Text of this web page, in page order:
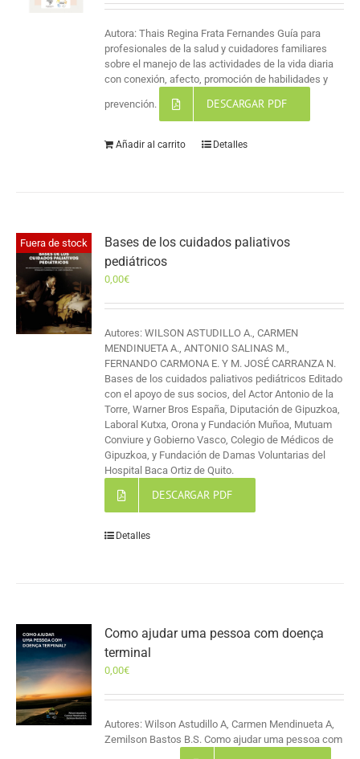
Autora: Thais Regina Frata Fernandes Guía para
profesionales de la salud y cuidadores familiares
sobre el manejo de las actividades de la vida diaria
con conexión, afecto, promoción de habilidades y
prevención. DESCARGAR PDF
Añadir al carrito Detalles
Fuera de stock
Bases de los cuidados paliativos
pediátricos
0,00€
Autores: WILSON ASTUDILLO A., CARMEN
MENDINUETA A., ANTONIO SALINAS M.,
FERNANDO CARMONA E. Y M. JOSÉ CARRANZA N.
Bases de los cuidados paliativos pediátricos Editado
con el apoyo de sus socios, del Actor Antonio de la
Torre, Warner Bros España, Diputación de Gipuzkoa,
Laboral Kutxa, Orona y Fundación Muñoa, Mutuam
Conviure y Gobierno Vasco, Colegio de Médicos de
Gipuzkoa, y Fundación de Damas Voluntarias del
Hospital Baca Ortiz de Quito.
DESCARGAR PDF
Detalles
Como ajudar uma pessoa com doença
terminal
0,00€
Autores: Wilson Astudillo A, Carmen Mendinueta A,
Zemilson Bastos B.S. Como ajudar uma pessoa com